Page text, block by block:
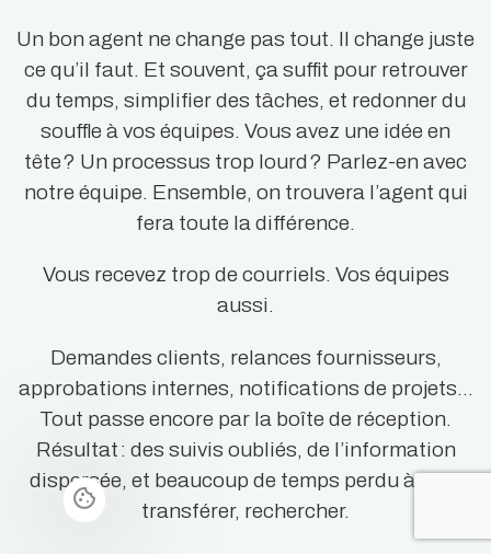
Un bon agent ne change pas tout. Il change juste
ce qu’il faut. Et souvent, ça suffit pour retrouver
du temps, simplifier des tâches, et redonner du
souffle à vos équipes. Vous avez une idée en
tête ? Un processus trop lourd ? Parlez-en avec
notre équipe. Ensemble, on trouvera l’agent qui
fera toute la différence.
Vous recevez trop de courriels. Vos équipes
aussi.
Demandes clients, relances fournisseurs,
approbations internes, notifications de projets…
Tout passe encore par la boîte de réception.
Résultat : des suivis oubliés, de l’information
dispersée, et beaucoup de temps perdu à trier,
transférer, rechercher.